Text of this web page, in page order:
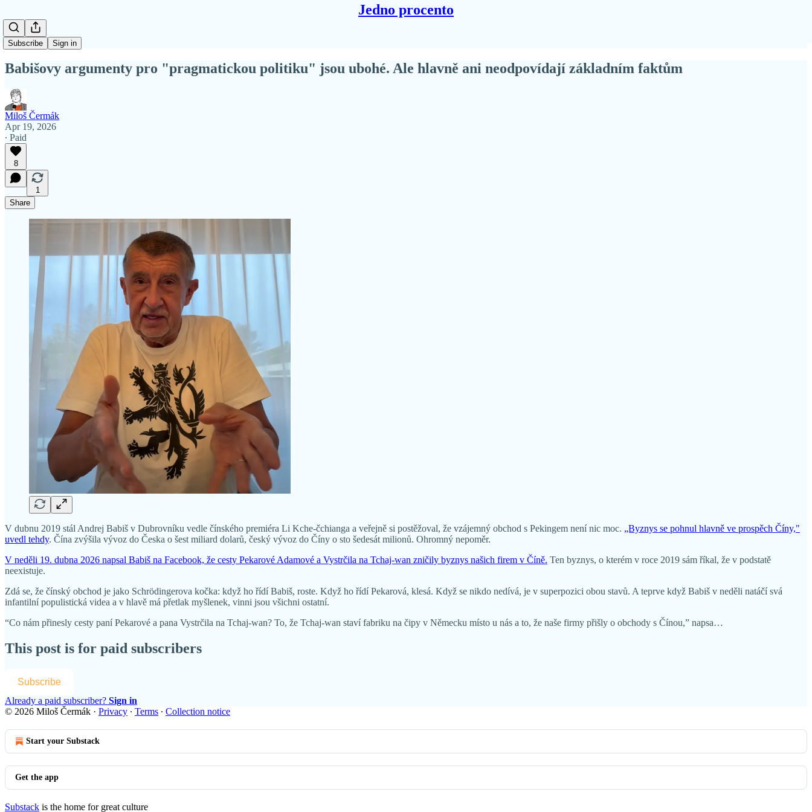
Jedno procento
Subscribe Sign in
Babišovy argumenty pro "pragmatickou politiku" jsou ubohé. Ale hlavně ani neodpovídají základním faktům
Miloš Čermák
Apr 19, 2026
∙ Paid
8
1
Share
V dubnu 2019 stál Andrej Babiš v Dubrovníku vedle čínského premiéra Li Kche-čchianga a veřejně si postěžoval, že vzájemný obchod s Pekingem není nic moc. „Byznys se pohnul hlavně ve prospěch Číny,"
uvedl tehdy. Čína zvýšila vývoz do Česka o šest miliard dolarů, český vývoz do Číny o sto šedesát milionů. Ohromný nepoměr.
V neděli 19. dubna 2026 napsal Babiš na Facebook, že cesty Pekarové Adamové a Vystrčila na Tchaj-wan zničily byznys našich firem v Číně. Ten byznys, o kterém v roce 2019 sám říkal, že v podstatě
neexistuje.
Zdá se, že čínský obchod je jako Schrödingerova kočka: když ho řídí Babiš, roste. Když ho řídí Pekarová, klesá. Když se nikdo nedívá, je v superpozici obou stavů. A teprve když Babiš v neděli natáčí svá
infantilní populistická videa a v hlavě má přetlak myšlenek, vinni jsou všichni ostatní.
“Co nám přinesly cesty paní Pekarové a pana Vystrčila na Tchaj-wan? To, že Tchaj-wan staví fabriku na čipy v Německu místo u nás a to, že naše firmy přišly o obchody s Čínou,” napsa…
This post is for paid subscribers
Subscribe
Already a paid subscriber? Sign in
© 2026 Miloš Čermák · Privacy ∙ Terms ∙ Collection notice
Start your Substack
Get the app
Substack is the home for great culture